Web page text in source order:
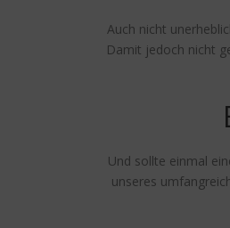
Auch nicht
Damit jedoch nicht
Und sollte einmal
unseres